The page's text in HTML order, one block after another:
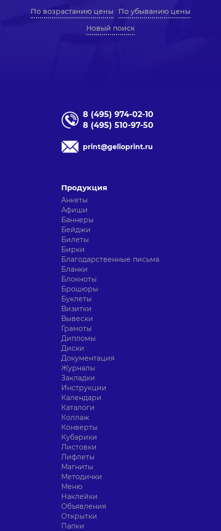
По возрастанию цены
По убыванию цены
Новый поиск
8 (495) 974-02-10
8 (495) 510-97-50
print@gelioprint.ru
Продукция
Анкеты
Афиши
Баннеры
Бейджи
Билеты
Бирки
Благодарственные письма
Бланки
Блокноты
Брошюры
Буклеты
Визитки
Вывески
Грамоты
Дипломы
Диски
Документация
Журналы
Закладки
Инструкции
Календари
Каталоги
Коллаж
Конверты
Кубарики
Листовки
Лифлеты
Магниты
Методички
Меню
Наклейки
Объявления
Открытки
Папки